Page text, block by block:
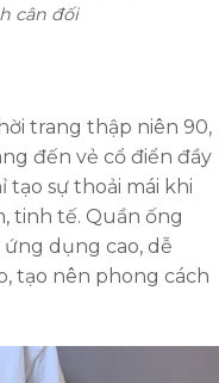
cân đối
trang thập niên 90,
đến vẻ cổ điển đầy
sự thoải mái khi
tinh tế. Quần ống
dụng cao, dễ
tạo nên phong cách